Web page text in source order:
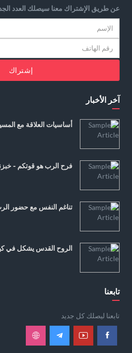
عن طريق الإشتراك معنا سيصلك العدد
إشتراك
آخر الأخبار
أساسيات العلاقة مع
فرح الرب هو قوتكم -
تناغم النفس مع حضور
الروح القدس يشكل في
تابعنا
تابعنا ليصلك كل جديد